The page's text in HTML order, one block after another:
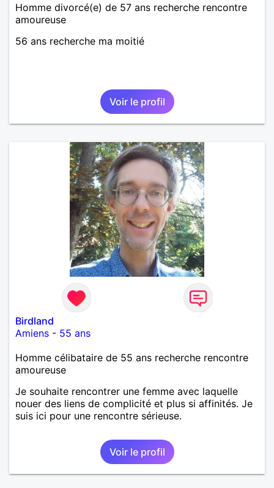
Homme divorcé(e) de 57 ans recherche rencontre
amoureuse
56 ans recherche ma moitié
Voir le profil
Birdland
Amiens - 55 ans
Homme célibataire de 55 ans recherche rencontre
amoureuse
Je souhaite rencontrer une femme avec laquelle
nouer des liens de complicité et plus si affinités. Je
suis ici pour une rencontre sérieuse.
Voir le profil